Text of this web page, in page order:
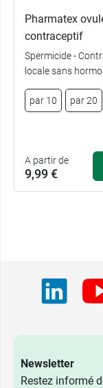
Pharmatex
contraceptif
Spermicide -
locale sans
par 10 par 20
A partir de
9,99 €
Newsletter
Restez informé